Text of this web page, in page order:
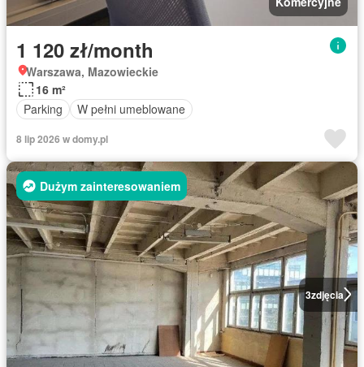
1 120 zł/month
Warszawa, Mazowieckie
16 m²
Parking
W pełni umeblowane
8 lip 2026 w domy.pl
3zdjęcia
Dużym zainteresowaniem